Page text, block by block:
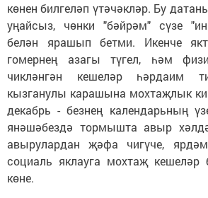
көнен билгеләп үтәчәкләр. Бу
уңайсыз, чөнки "бәйрәм" сүзе
белән ярашып бетми. Икенче
гомернең азагы түгел, һәм
чикләнгән кешеләр һәрдаим
кызганулы карашына мохтаҗлык
декабрь - безнең календарьның
янәшәбездә тормышта авыр
авырулардан җәфа чигүче,
социаль яклауга мохтаҗ кешеләр
көне.